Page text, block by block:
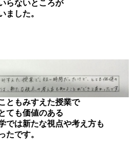
らないところが
ました。
ともみすえた授業で
ても価値のある
では新たな視点や考え方も
たです。